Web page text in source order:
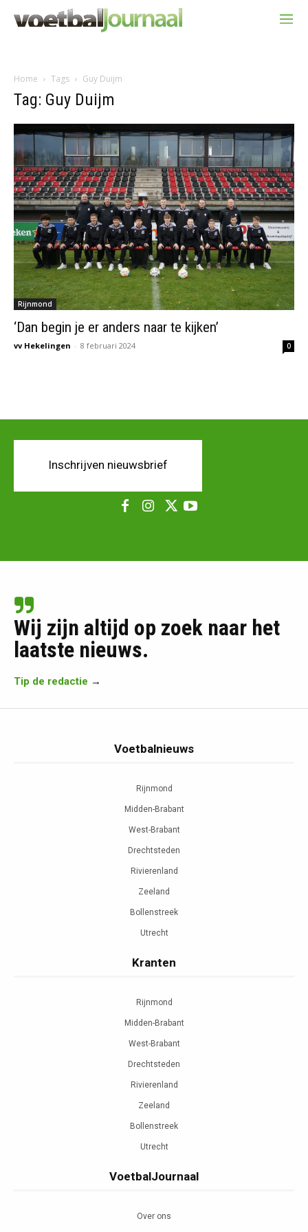
Home Tags Guy Duijm
Tag: Guy Duijm
Rijnmond
‘Dan begin je er anders naar te kijken’
vv Hekelingen - 8 februari 2024 0
Inschrijven nieuwsbrief
Wij zijn altijd op zoek naar het
laatste nieuws.
Tip de redactie →
Voetbalnieuws
Rijnmond
Midden-Brabant
West-Brabant
Drechtsteden
Rivierenland
Zeeland
Bollenstreek
Utrecht
Kranten
Rijnmond
Midden-Brabant
West-Brabant
Drechtsteden
Rivierenland
Zeeland
Bollenstreek
Utrecht
VoetbalJournaal
Over ons